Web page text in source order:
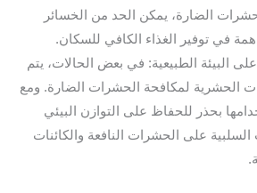
الضارة، يمكن الحد من الخسائر
في توفير الغذاء الكافي للسكان.
البيئة الطبيعية: في بعض الحالات، يتم
الحشرية لمكافحة الحشرات الضارة. ومع
بحذر للحفاظ على التوازن البيئي
السلبية على الحشرات النافعة والكائنات